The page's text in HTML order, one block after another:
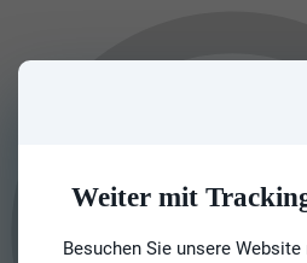
Weiter mit
Besuchen Sie unsere